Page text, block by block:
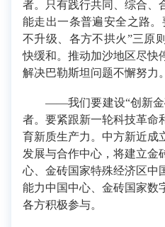
者。只有践行共同、综合、
能走出一条普遍安全之路
不升级、各方不拱火”三原
快缓和。推动加沙地区尽快
解决巴勒斯坦问题不懈努力。
——我们要建设“创新金
者。要紧跟新一轮科技革命
育新质生产力。中方新近成
发展与合作中心，将建立金
心、金砖国家特殊经济区中
能力中国中心、金砖国家数
各方积极参与。